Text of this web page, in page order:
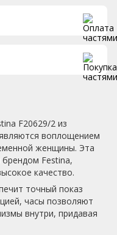
F20629/2 из
воплощением
женщины. Эта
Festina,
качество.
точный показ
часы позволяют
внутри, придавая